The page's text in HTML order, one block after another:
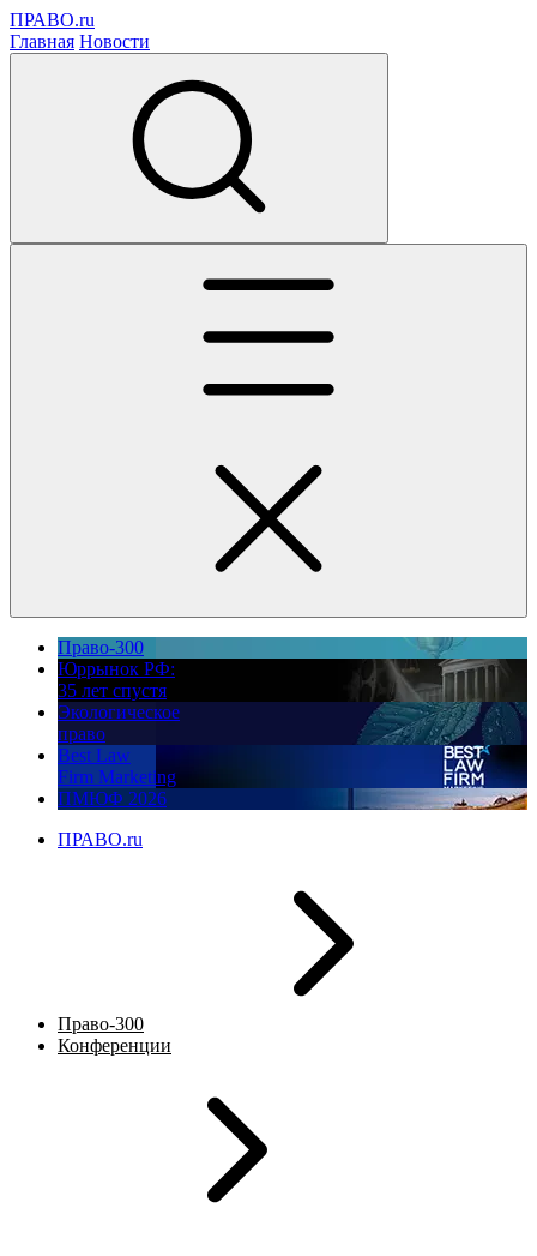
ПРАВО.ru
Главная Новости
Право-300
Юррынок РФ:
35 лет спустя
Экологическое
право
Best Law
Firm Marketing
ПМЮФ 2026
ПРАВО.ru
Право-300
Конференции